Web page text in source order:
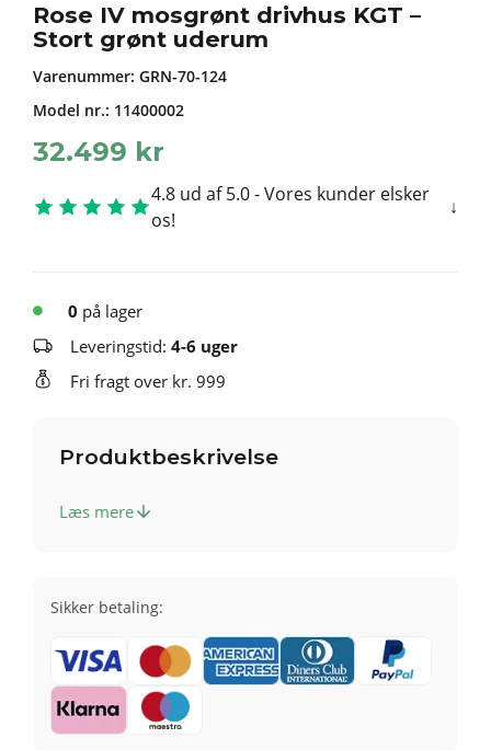
Rose IV mosgrønt drivhus KGT –
Stort grønt uderum
Varenummer: GRN-70-124
Model nr.: 11400002
32.499 kr
4.8 ud af 5.0 - Vores kunder elsker
os!
0 på lager
Leveringstid: 4-6 uger
Fri fragt over kr. 999
Produktbeskrivelse
Læs mere
Sikker betaling: